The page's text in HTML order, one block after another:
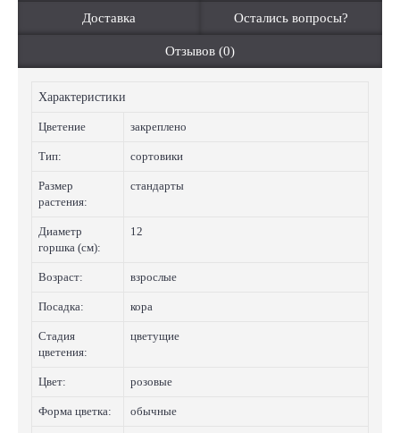
Доставка Остались вопросы?
Отзывов (0)
Характеристики
Цветение закреплено
Тип: сортовики
Размер
растения:
стандарты
Диаметр
горшка (см):
12
Возраст: взрослые
Посадка: кора
Стадия
цветения:
цветущие
Цвет: розовые
Форма цветка: обычные